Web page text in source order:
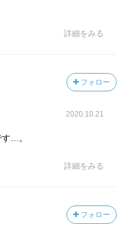
詳細をみる
フォロー
2020.10.21
…。
詳細をみる
フォロー